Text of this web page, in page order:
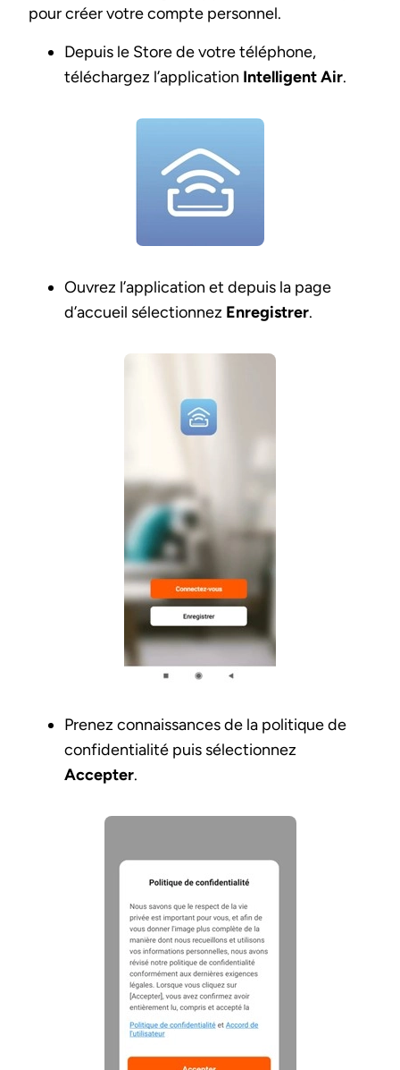
pour créer votre compte personnel.
Depuis le Store de votre téléphone,
téléchargez l’application Intelligent Air.
Ouvrez l’application et depuis la page
d’accueil sélectionnez Enregistrer.
Prenez connaissances de la politique de
confidentialité puis sélectionnez
Accepter.